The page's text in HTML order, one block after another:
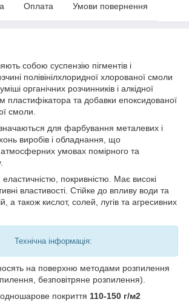
Оплата Умови повернення
собою суспензію пігментів і
полівінілхлоридної хлорованої смоли
органічних розчинників і алкідної
пластифікатора та добавки епоксидованої
смоли.
для фарбування металевих і
виробів і обладнання, що
умовах помірного та
покривністю. Має високі
властивості. Стійке до впливу води та
а також кислот, солей, лугів та агресивних
Технічна інформація:
на поверхню методами розпилення
безповітряне розпилення).
покриття 110-150 г/м2